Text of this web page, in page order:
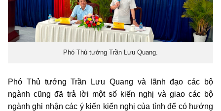
Phó Thủ tướng Trần Lưu Quang.
Phó Thủ tướng Trần Lưu Quang và lãnh đạo các bộ
ngành cũng đã trả lời một số kiến nghị và giao các bộ
ngành ghi nhận các ý kiến kiến nghị của tỉnh để có hướng